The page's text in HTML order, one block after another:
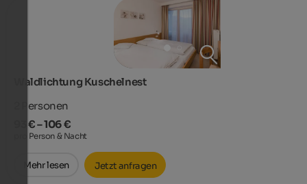
Waldlichtung Kuschelnest
Personen
93 € – 106 €
pro Person & Nacht
Mehr lesen Jetzt anfragen